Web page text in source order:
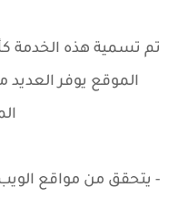
تم تسمية هذه الخدمة
الموقع يوفر العديد
- يتحقق من مواقع